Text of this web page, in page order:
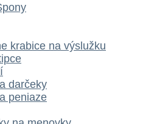
krabice na výslužku
darčeky
peniaze